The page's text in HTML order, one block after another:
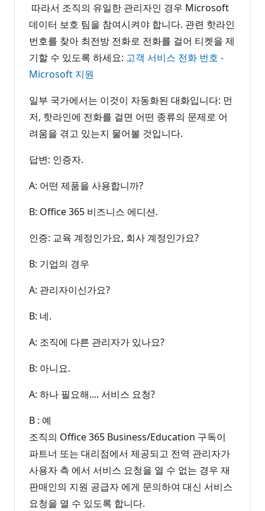
따라서 조직의 유일한 관리자인 경우 Microsoft
데이터 보호 팀을 참여시켜야 합니다. 관련 핫라인
번호를 찾아 최전방 전화로 전화를 걸어 티켓을 제
기할 수 있도록 하세요: 고객 서비스 전화 번호 -
Microsoft 지원
일부 국가에서는 이것이 자동화된 대화입니다: 먼
저, 핫라인에 전화를 걸면 어떤 종류의 문제로 어
려움을 겪고 있는지 물어볼 것입니다.
답변: 인증자.
A: 어떤 제품을 사용합니까?
B: Office 365 비즈니스 에디션.
인증: 교육 계정인가요, 회사 계정인가요?
B: 기업의 경우
A: 관리자이신가요?
B: 네.
A: 조직에 다른 관리자가 있나요?
B: 아니요.
A: 하나 필요해.... 서비스 요청?
B : 예
조직의 Office 365 Business/Education 구독이
파트너 또는 대리점에서 제공되고 전역 관리자가
사용자 측 에서 서비스 요청을 열 수 없는 경우 재
판매인의 지원 공급자 에게 문의하여 대신 서비스
요청을 열 수 있도록 합니다.